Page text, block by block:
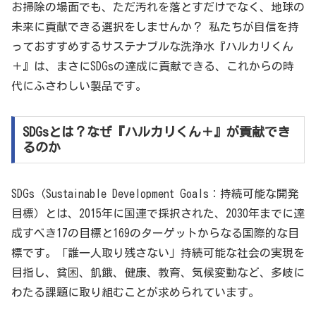
お掃除の場面でも、ただ汚れを落とすだけでなく、地球の
未来に貢献できる選択をしませんか？ 私たちが自信を持
っておすすめするサステナブルな洗浄水『ハルカリくん
＋』は、まさにSDGsの達成に貢献できる、これからの時
代にふさわしい製品です。
SDGsとは？なぜ『ハルカリくん＋』が貢献でき
るのか
SDGs（Sustainable Development Goals：持続可能な開発
目標）とは、2015年に国連で採択された、2030年までに達
成すべき17の目標と169のターゲットからなる国際的な目
標です。「誰一人取り残さない」持続可能な社会の実現を
目指し、貧困、飢餓、健康、教育、気候変動など、多岐に
わたる課題に取り組むことが求められています。